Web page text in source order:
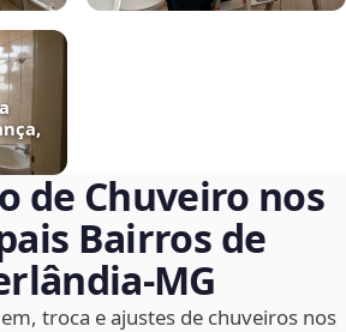
de Chuveiro nos
Bairros de
troca e ajustes de chuveiros nos